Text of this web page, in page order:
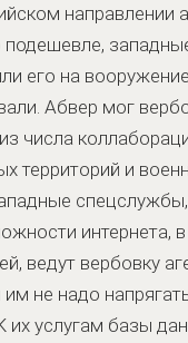
направлении
его на
Абвер мог
числа
территорий и
спецслужбы,
интернета, в
ведут вербовку
не надо
их услугам базы